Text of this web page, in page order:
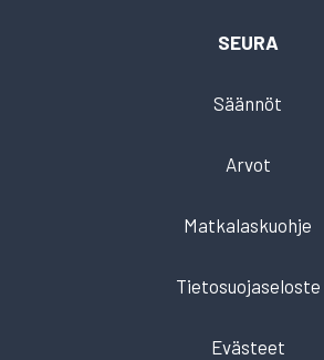
SEURA
Säännöt
Arvot
Matkalaskuohje
Tietosuojaseloste
Evästeet